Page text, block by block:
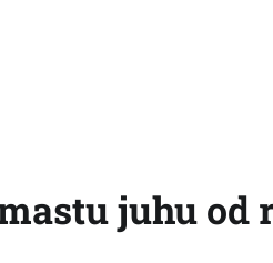
juhu od